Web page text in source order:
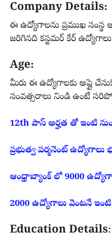
Company Details:
ఈ ఉద్యోగాలను ప్రముఖ
జరిగినది కస్టమర్ కేర్ ఉద్యోగాలు
Age:
మీరు ఈ ఉద్యోగాలకు అప్లై
సంవత్సరాలు నిండి ఉంటే
12th పాస్ అర్హత తో ఇంటి
ప్రభుత్వ పర్మనెంట్ ఉద్యోగాలు
ఆంధ్రాబ్యాంక్ లో 9000
2000 ఉద్యోగాలు వెంటనే
Education Details: